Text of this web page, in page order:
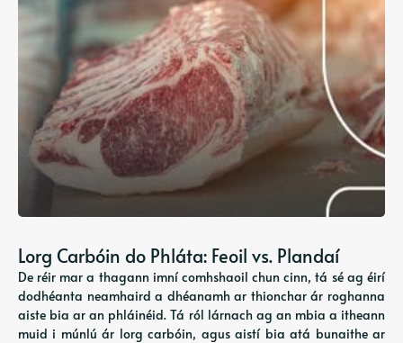
Lorg Carbóin do Phláta: Feoil vs. Plandaí
De réir mar a thagann imní comhshaoil ​​chun cinn, tá sé ag éirí
dodhéanta neamhaird a dhéanamh ar thionchar ár roghanna
aiste bia ar an phláinéid. Tá ról lárnach ag an mbia a itheann
muid i múnlú ár lorg carbóin, agus aistí bia atá bunaithe ar